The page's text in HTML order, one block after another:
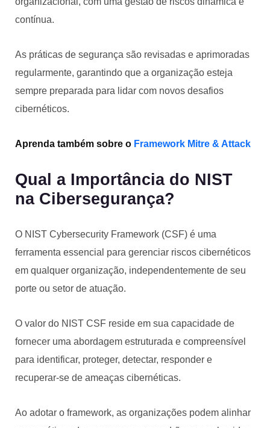
contínua.
As práticas de segurança são revisadas e aprimoradas
regularmente, garantindo que a organização esteja
sempre preparada para lidar com novos desafios
cibernéticos.
Aprenda também sobre o Framework Mitre & Attack
Qual a Importância do NIST
na Cibersegurança?
O NIST Cybersecurity Framework (CSF) é uma
ferramenta essencial para gerenciar riscos cibernéticos
em qualquer organização, independentemente de seu
porte ou setor de atuação.
O valor do NIST CSF reside em sua capacidade de
fornecer uma abordagem estruturada e compreensível
para identificar, proteger, detectar, responder e
recuperar-se de ameaças cibernéticas.
Ao adotar o framework, as organizações podem alinhar